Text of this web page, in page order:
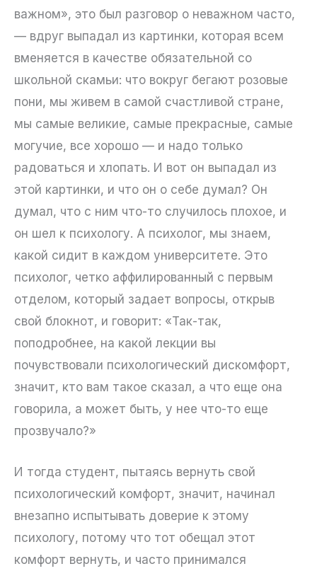
важном», это был разговор о неважном часто,
— вдруг выпадал из картинки, которая всем
вменяется в качестве обязательной со
школьной скамьи: что вокруг бегают розовые
пони, мы живем в самой счастливой стране,
мы самые великие, самые прекрасные, самые
могучие, все хорошо — и надо только
радоваться и хлопать. И вот он выпадал из
этой картинки, и что он о себе думал? Он
думал, что с ним что-то случилось плохое, и
он шел к психологу. А психолог, мы знаем,
какой сидит в каждом университете. Это
психолог, четко аффилированный с первым
отделом, который задает вопросы, открыв
свой блокнот, и говорит: «Так-так,
поподробнее, на какой лекции вы
почувствовали психологический дискомфорт,
значит, кто вам такое сказал, а что еще она
говорила, а может быть, у нее что-то еще
прозвучало?»
И тогда студент, пытаясь вернуть свой
психологический комфорт, значит, начинал
внезапно испытывать доверие к этому
психологу, потому что тот обещал этот
комфорт вернуть, и часто принимался